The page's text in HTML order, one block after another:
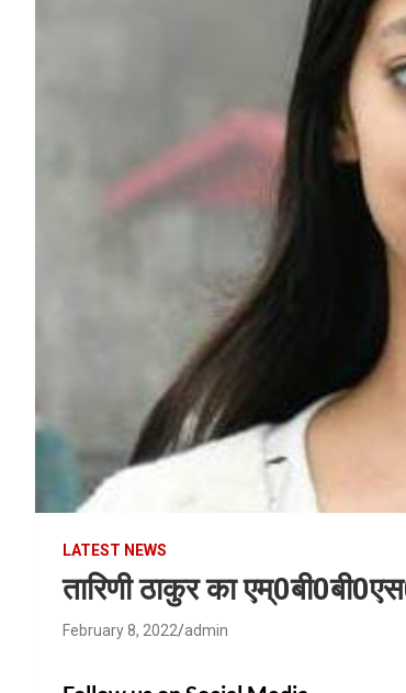
LATEST NEWS
तारिणी ठाकुर का
February 8, 2022 admin